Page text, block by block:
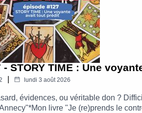
- STORY TIME : Une
lundi 3 août 2026
évidences, ou véritable don ?
livre "Je (re)prends le